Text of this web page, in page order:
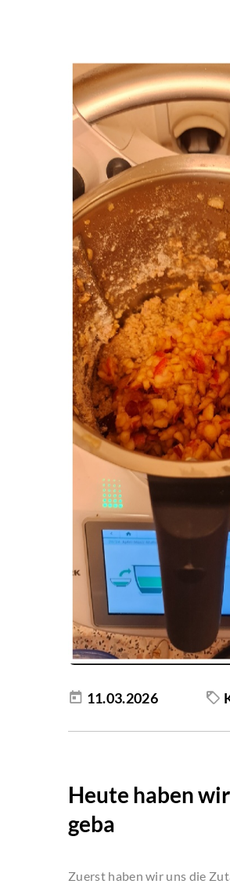
11.03.2026
Heute haben
geba
Zuerst haben wir uns die